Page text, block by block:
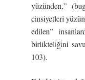
yüzünden,”
cinsiyetleri
edilen”
birlikteliğini
103).